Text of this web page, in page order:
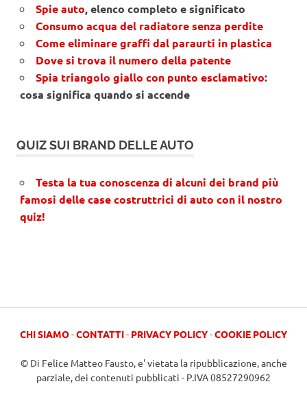
Spie auto, elenco completo e significato
Consumo acqua del radiatore senza perdite
Come eliminare graffi dal paraurti in plastica
Dove si trova il numero della patente
Spia triangolo giallo con punto esclamativo:
cosa significa quando si accende
QUIZ SUI BRAND DELLE AUTO
Testa la tua conoscenza di alcuni dei brand più
famosi delle case costruttrici di auto con il nostro
quiz!
CHI SIAMO-CONTATTI- PRIVACY POLICY-COOKIE POLICY
© Di Felice Matteo Fausto, e' vietata la ripubblicazione, anche
parziale, dei contenuti pubblicati - P.IVA 08527290962